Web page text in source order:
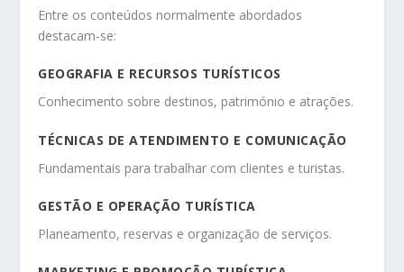
Entre os conteúdos normalmente abordados
destacam-se:
GEOGRAFIA E RECURSOS TURÍSTICOS
Conhecimento sobre destinos, património e atrações.
TÉCNICAS DE ATENDIMENTO E COMUNICAÇÃO
Fundamentais para trabalhar com clientes e turistas.
GESTÃO E OPERAÇÃO TURÍSTICA
Planeamento, reservas e organização de serviços.